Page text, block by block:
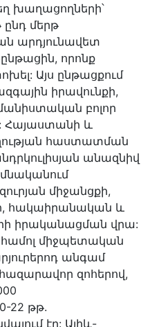
խաղացողների՝
ընդ մերթ
արդյունավետ
որոնք
Այս ընթացքում
իրավունքի,
բոլոր
Հայաստանի և
հաստատման
անազնիվ
միջանցքի,
հակաիրանական և
իրականացման վրա:
միջպետական
անգամ
զոհերով,
22 թթ.
էր: Ալիև-